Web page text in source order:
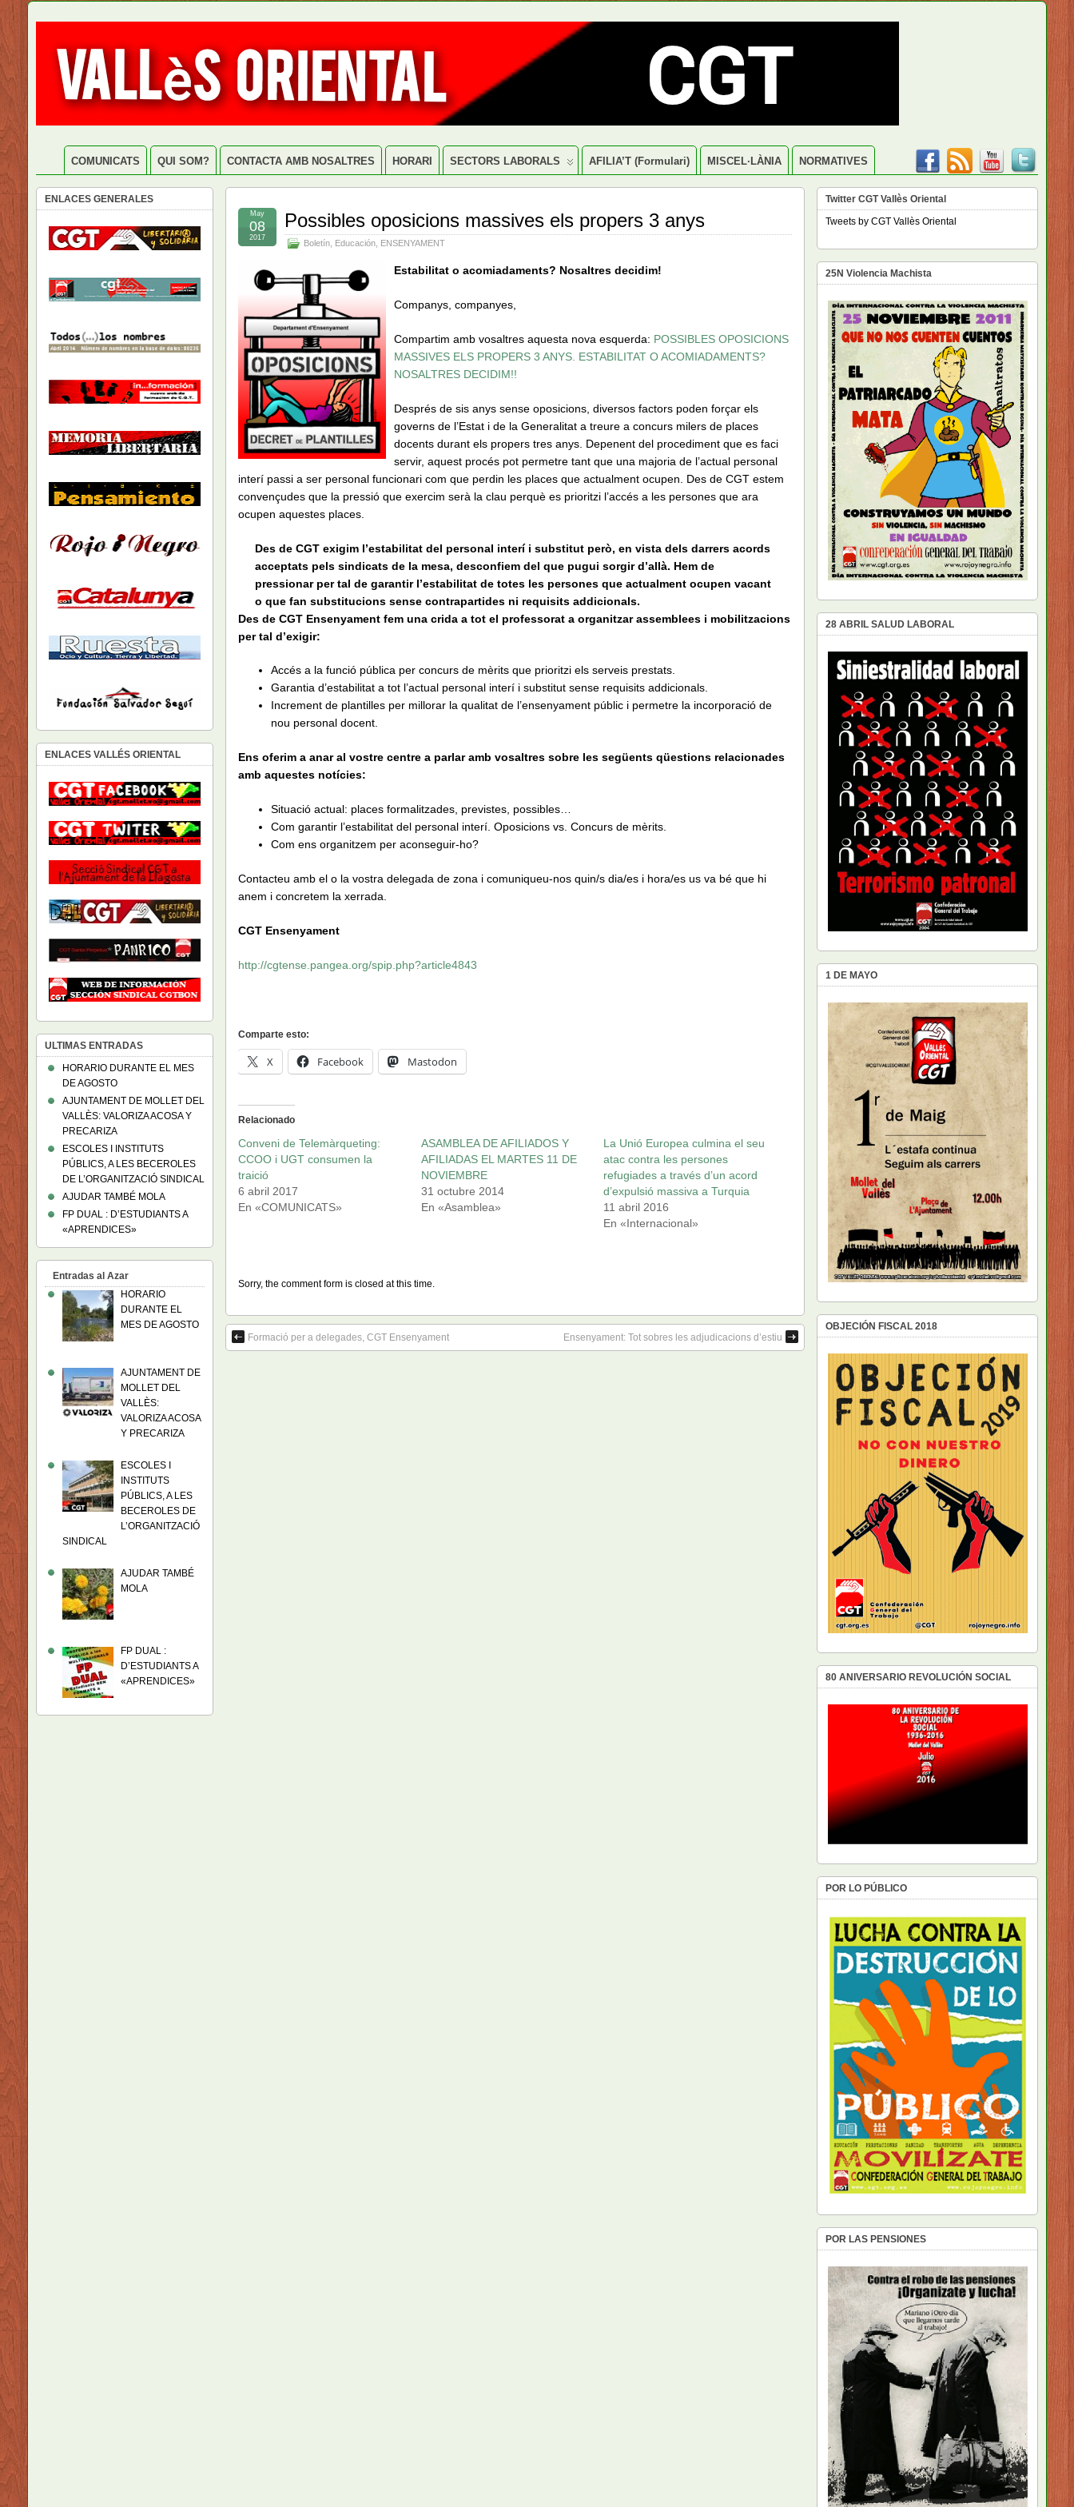
COMUNICATS QUI SOM? CONTACTA AMB NOSALTRES HORARI SECTORS LABORALS AFILIA’T (formulari) MISCEL·LÀNIA NORMATIVES
Possibles oposicions massives els propers 3 anys
Boletín Educación ENSENYAMENT
May
08
2017
Estabilitat o acomiadaments? Nosaltres decidim!
Companys, companyes,
Compartim amb vosaltres aquesta nova esquerda: POSSIBLES OPOSICIONS
MASSIVES ELS PROPERS 3 ANYS. ESTABILITAT O ACOMIADAMENTS?
NOSALTRES DECIDIM!!
Després de sis anys sense oposicions, diversos factors poden forçar els
governs de l’Estat i de la Generalitat a treure a concurs milers de places
docents durant els propers tres anys. Depenent del procediment que es faci
servir, aquest procés pot permetre tant que una majoria de l’actual personal
interí passi a ser personal funcionari com que perdin les places que actualment ocupen. Des de CGT estem
convençudes que la pressió que exercim serà la clau perquè es prioritzi l’accés a les persones que ara
ocupen aquestes places.
Des de CGT exigim l’estabilitat del personal interí i substitut però, en vista dels darrers acords
acceptats pels sindicats de la mesa, desconfiem del que pugui sorgir d’allà. Hem de
pressionar per tal de garantir l’estabilitat de totes les persones que actualment ocupen vacant
o que fan substitucions sense contrapartides ni requisits addicionals.
Des de CGT Ensenyament fem una crida a tot el professorat a organitzar assemblees i mobilitzacions
per tal d’exigir:
Accés a la funció pública per concurs de mèrits que prioritzi els serveis prestats.
Garantia d’estabilitat a tot l’actual personal interí i substitut sense requisits addicionals.
Increment de plantilles per millorar la qualitat de l’ensenyament públic i permetre la incorporació de
nou personal docent.
Ens oferim a anar al vostre centre a parlar amb vosaltres sobre les següents qüestions relacionades
amb aquestes notícies:
Situació actual: places formalitzades, previstes, possibles…
Com garantir l’estabilitat del personal interí. Oposicions vs. Concurs de mèrits.
Com ens organitzem per aconseguir-ho?
Contacteu amb el o la vostra delegada de zona i comuniqueu-nos quin/s dia/es i hora/es us va bé que hi
anem i concretem la xerrada.
CGT Ensenyament
http://cgtense.pangea.org/spip.php?article4843
Comparte esto:
X Facebook Mastodon
Relacionado
Conveni de Telemàrqueting:
CCOO i UGT consumen la
traició
6 abril 2017
En «COMUNICATS»
ASAMBLEA DE AFILIADOS Y
AFILIADAS EL MARTES 11 DE
NOVIEMBRE
31 octubre 2014
En «Asamblea»
La Unió Europea culmina el seu
atac contra les persones
refugiades a través d’un acord
d’expulsió massiva a Turquia
11 abril 2016
En «Internacional»
Sorry, the comment form is closed at this time.
Formació per a delegades, CGT Ensenyament Ensenyament: Tot sobres les adjudicacions d’estiu
ENLACES GENERALES
ENLACES VALLÉS ORIENTAL
ULTIMAS ENTRADAS
HORARIO DURANTE EL MES
DE AGOSTO
AJUNTAMENT DE MOLLET DEL
VALLÈS: VALORIZA ACOSA Y
PRECARIZA
ESCOLES I INSTITUTS
PÚBLICS, A LES BECEROLES
DE L’ORGANITZACIÓ SINDICAL
AJUDAR TAMBÉ MOLA
FP DUAL : D’ESTUDIANTS A
«APRENDICES»
Entradas al Azar
HORARIO
DURANTE EL
MES DE AGOSTO
AJUNTAMENT DE
MOLLET DEL
VALLÈS:
VALORIZA ACOSA
Y PRECARIZA
ESCOLES I
INSTITUTS
PÚBLICS, A LES
BECEROLES DE
L’ORGANITZACIÓ
SINDICAL
AJUDAR TAMBÉ
MOLA
FP DUAL :
D’ESTUDIANTS A
«APRENDICES»
Twitter CGT Vallès Oriental
Tweets by CGT Vallès Oriental
25N Violencia Machista
28 ABRIL SALUD LABORAL
1 DE MAYO
OBJECIÓN FISCAL 2018
80 ANIVERSARIO REVOLUCIÓN SOCIAL
POR LO PÚBLICO
POR LAS PENSIONES